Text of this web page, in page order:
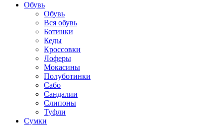
Обувь
Обувь
Вся обувь
Ботинки
Кеды
Кроссовки
Лоферы
Мокасины
Полуботинки
Сабо
Сандалии
Слипоны
Туфли
Сумки